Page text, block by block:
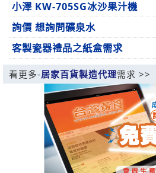
小澤 KW-705SG冰沙果汁機
詢價 想詢問礦泉水
客製瓷器禮品之紙盒需求
看更多-居家百貨製造代理需求 >>